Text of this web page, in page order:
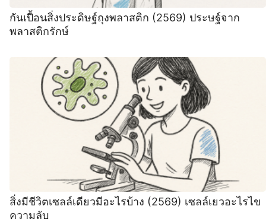
กันเปื้อนสิ่งประดิษฐ์ถุงพลาสติก (2569) ประษฐ์จาก
พลาสติกรักษ์
สิ่งมีชีวิตเซลล์เดียวมีอะไรบ้าง (2569) เซลล์เยวอะไรไข
ความลับ